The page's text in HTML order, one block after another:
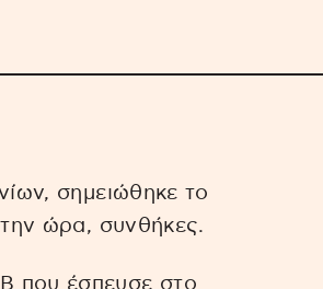
σημειώθηκε το
ώρα, συνθήκες.
που έσπευσε στο